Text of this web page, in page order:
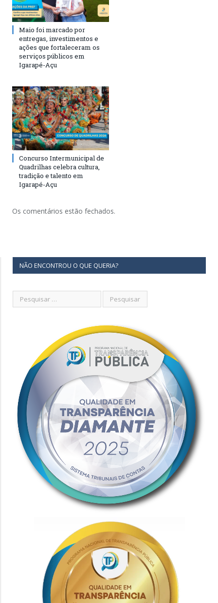
Maio foi marcado por
entregas, investimentos e
ações que fortaleceram os
serviços públicos em
Igarapé-Açu
Concurso Intermunicipal de
Quadrilhas celebra cultura,
tradição e talento em
Igarapé-Açu
Os comentários estão fechados.
NÃO ENCONTROU O QUE QUERIA?